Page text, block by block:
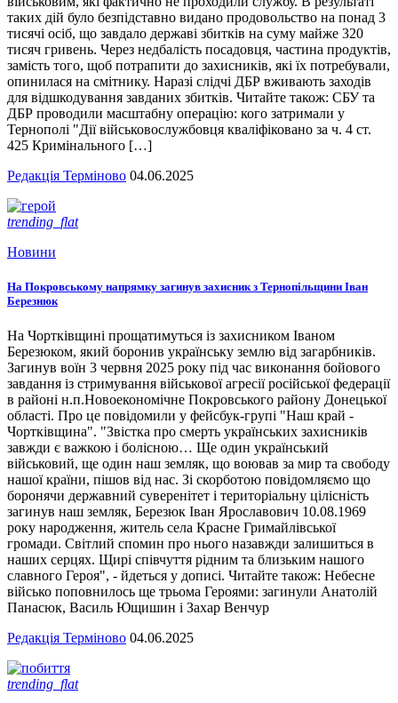
таких дій було безпідставно видано продовольство на понад 3
тисячі осіб, що завдало державі збитків на суму майже 320
тисяч гривень. Через недбалість посадовця, частина продуктів,
замість того, щоб потрапити до захисників, які їх потребували,
опинилася на смітнику. Наразі слідчі ДБР вживають заходів
для відшкодування завданих збитків. Читайте також: СБУ та
ДБР проводили масштабну операцію: кого затримали у
Тернополі "Дії військовослужбовця кваліфіковано за ч. 4 ст.
425 Кримінального […]
Редакція Терміново 04.06.2025
trending_flat
Новини
На Покровському напрямку загинув захисник з Тернопільщини Іван
Березнюк
На Чортківщині прощатимуться із захисником Іваном
Березюком, який боронив українську землю від загарбників.
Загинув воїн 3 червня 2025 року під час виконання бойового
завдання із стримування військової агресії російської федерації
в районі н.п.Новоекономічне Покровського району Донецької
області. Про це повідомили у фейсбук-групі "Наш край -
Чортківщина". "Звістка про смерть українських захисників
завжди є важкою і болісною… Ще один український
військовий, ще один наш земляк, що воював за мир та свободу
нашої країни, пішов від нас. Зі скорботою повідомляємо що
боронячи державний суверенітет і територіальну цілісність
загинув наш земляк, Березюк Іван Ярославович 10.08.1969
року народження, житель села Красне Гримайлівської
громади. Світлий спомин про нього назавжди залишиться в
наших серцях. Щирі співчуття рідним та близьким нашого
славного Героя", - йдеться у дописі. Читайте також: Небесне
військо поповнилось ще трьома Героями: загинули Анатолій
Панасюк, Василь Ющишин і Захар Венчур
Редакція Терміново 04.06.2025
trending_flat